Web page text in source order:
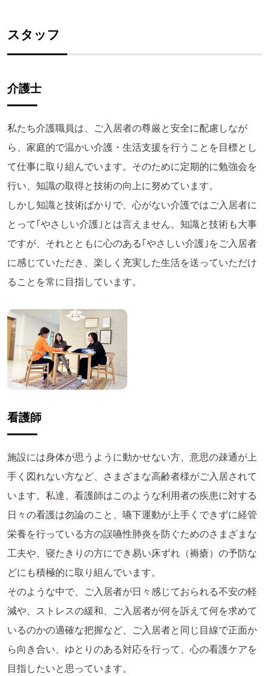
スタッフ
介護士
私たち介護職員は、ご入居者の尊厳と安全に配慮しなが
ら、家庭的で温かい介護・生活支援を行うことを目標とし
て仕事に取り組んでいます。そのために定期的に勉強会を
行い、知識の取得と技術の向上に努めています。
しかし知識と技術ばかりで、心がない介護ではご入居者に
とって｢やさしい介護｣とは言えません。知識と技術も大事
ですが、それとともに心のある｢やさしい介護｣をご入居者
に感じていただき、楽しく充実した生活を送っていただけ
ることを常に目指しています。
看護師
施設には身体が思うように動かせない方、意思の疎通が上
手く図れない方など、さまざまな高齢者様がご入居されて
います。私達、看護師はこのような利用者の疾患に対する
日々の看護は勿論のこと、嚥下運動が上手くできずに経管
栄養を行っている方の誤嚥性肺炎を防ぐためのさまざまな
工夫や、寝たきりの方にでき易い床ずれ（褥瘡）の予防な
どにも積極的に取り組んでいます。
そのような中で、ご入居者が日々感じておられる不安の軽
減や、ストレスの緩和、ご入居者が何を訴えて何を求めて
いるのかの適確な把握など、ご入居者と同じ目線で正面か
ら向き合い、ゆとりのある対応を行って、心の看護ケアを
目指したいと思っています。